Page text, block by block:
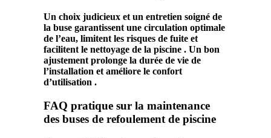
Un choix judicieux et un entretien soigné de
la buse garantissent une circulation optimale
de l’eau, limitent les risques de fuite et
facilitent le nettoyage de la piscine . Un bon
ajustement prolonge la durée de vie de
l’installation et améliore le confort
d’utilisation .
FAQ pratique sur la maintenance
des buses de refoulement de piscine